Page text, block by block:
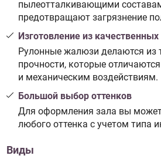
пылеотталкивающими
предотвращают загрязнение
Изготовление из
Рулонные жалюзи делаются из
прочности, которые
и механическим воздействиям.
Большой выбор оттенков
Для оформления зала вы
любого оттенка с учетом типа
Виды